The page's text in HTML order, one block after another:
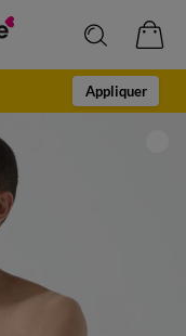
Appliquer